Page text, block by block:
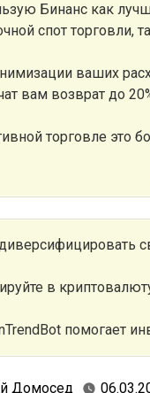
Бинанс как
спот торговли,
ваших
вам возврат до
торговле это
в
помогает
Домосед